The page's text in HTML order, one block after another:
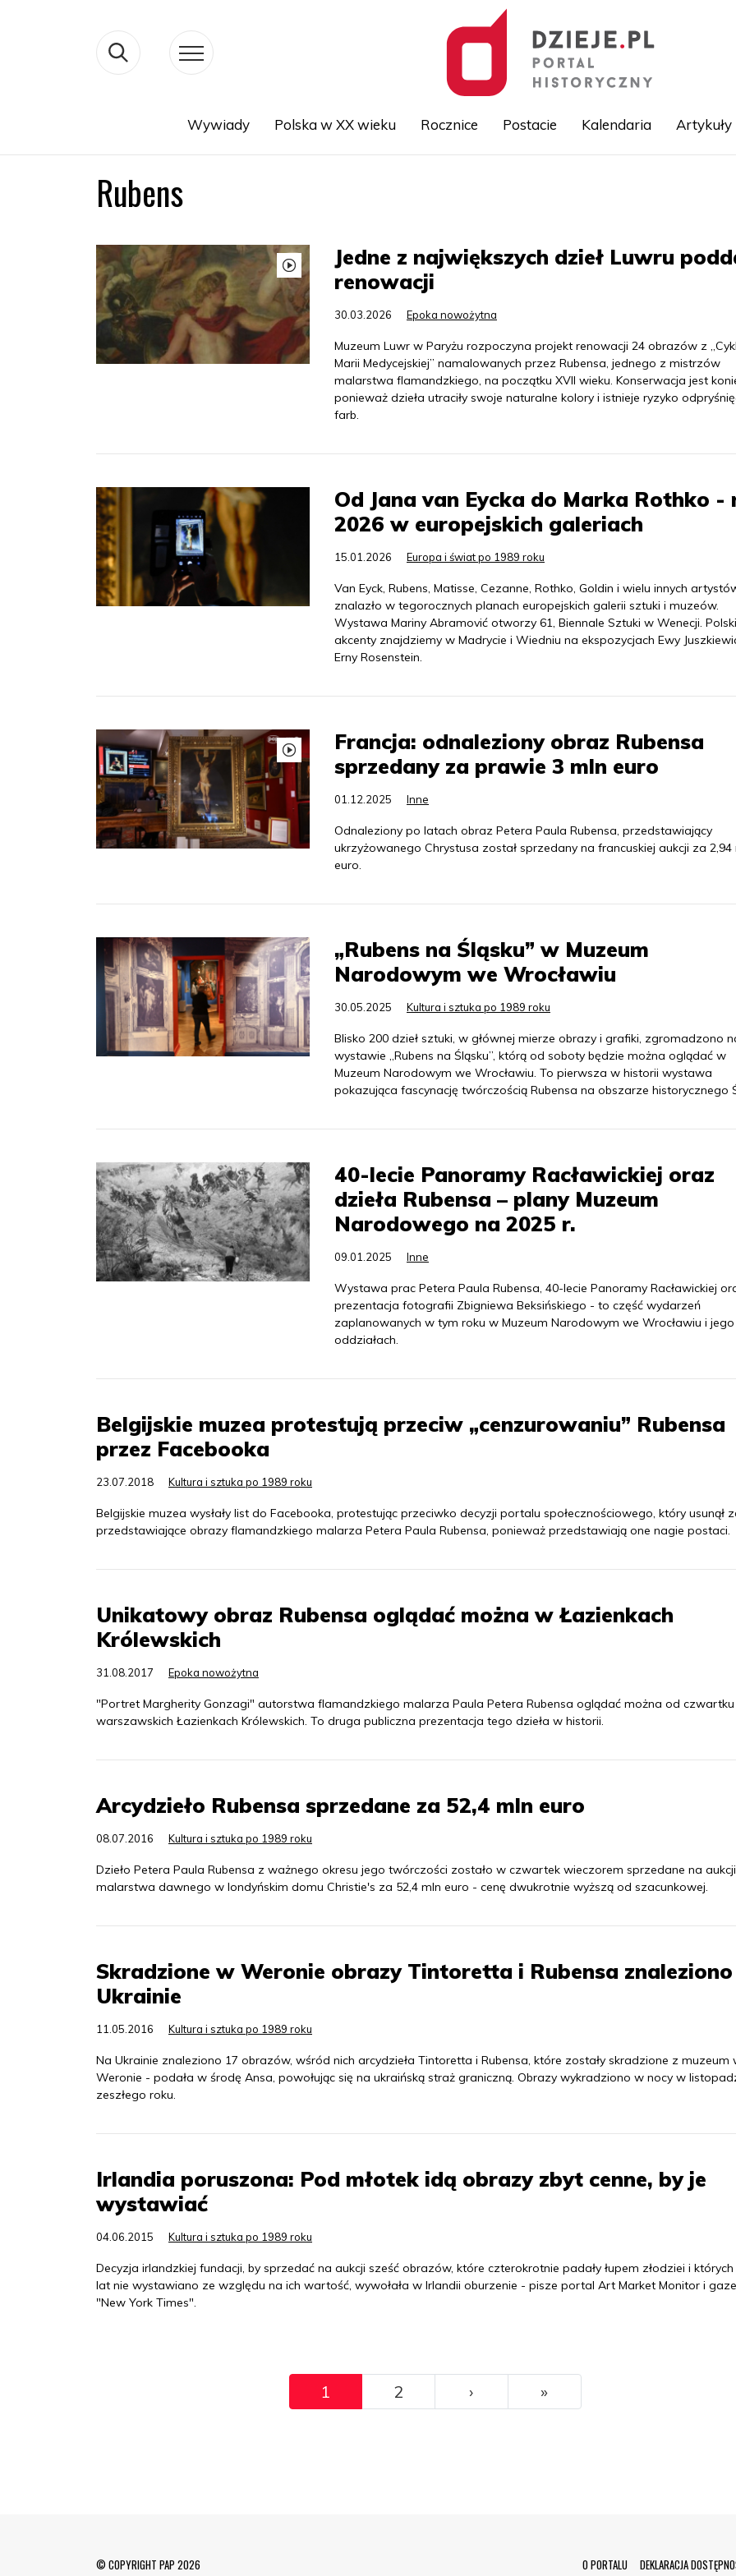
Wywiady Polska w XX wieku Rocznice Postacie Kalendaria Artykuły
Rubens
Jedne z największych dzieł Luwru
renowacji
30.03.2026 Epoka nowożytna
Muzeum Luwr w Paryżu rozpoczyna projekt renowacji 24 obrazów z
Marii Medycejskiej” namalowanych przez Rubensa, jednego z mistrzów
malarstwa flamandzkiego, na początku XVII wieku. Konserwacja jest
ponieważ dzieła utraciły swoje naturalne kolory i istnieje ryzyko
farb.
Od Jana van Eycka do Marka Rothko -
2026 w europejskich galeriach
15.01.2026 Europa i świat po 1989 roku
Van Eyck, Rubens, Matisse, Cezanne, Rothko, Goldin i wielu innych
znalazło w tegorocznych planach europejskich galerii sztuki i muzeów.
Wystawa Mariny Abramović otworzy 61, Biennale Sztuki w Wenecji.
akcenty znajdziemy w Madrycie i Wiedniu na ekspozycjach Ewy
Erny Rosenstein.
Francja: odnaleziony obraz Rubensa
sprzedany za prawie 3 mln euro
01.12.2025 Inne
Odnaleziony po latach obraz Petera Paula Rubensa, przedstawiający
ukrzyżowanego Chrystusa został sprzedany na francuskiej aukcji za 2,94
euro.
„Rubens na Śląsku” w Muzeum
Narodowym we Wrocławiu
30.05.2025 Kultura i sztuka po 1989 roku
Blisko 200 dzieł sztuki, w głównej mierze obrazy i grafiki, zgromadzono
wystawie „Rubens na Śląsku”, którą od soboty będzie można oglądać w
Muzeum Narodowym we Wrocławiu. To pierwsza w historii wystawa
pokazująca fascynację twórczością Rubensa na obszarze historycznego
40-lecie Panoramy Racławickiej oraz
dzieła Rubensa – plany Muzeum
Narodowego na 2025 r.
09.01.2025 Inne
Wystawa prac Petera Paula Rubensa, 40-lecie Panoramy Racławickiej
prezentacja fotografii Zbigniewa Beksińskiego - to część wydarzeń
zaplanowanych w tym roku w Muzeum Narodowym we Wrocławiu i jego
oddziałach.
Belgijskie muzea protestują przeciw „cenzurowaniu” Rubensa
przez Facebooka
23.07.2018 Kultura i sztuka po 1989 roku
Belgijskie muzea wysłały list do Facebooka, protestując przeciwko decyzji portalu społecznościowego, który usunął
przedstawiające obrazy flamandzkiego malarza Petera Paula Rubensa, ponieważ przedstawiają one nagie postaci.
Unikatowy obraz Rubensa oglądać można w Łazienkach
Królewskich
31.08.2017 Epoka nowożytna
"Portret Margherity Gonzagi" autorstwa flamandzkiego malarza Paula Petera Rubensa oglądać można od
warszawskich Łazienkach Królewskich. To druga publiczna prezentacja tego dzieła w historii.
Arcydzieło Rubensa sprzedane za 52,4 mln euro
08.07.2016 Kultura i sztuka po 1989 roku
Dzieło Petera Paula Rubensa z ważnego okresu jego twórczości zostało w czwartek wieczorem sprzedane na aukcji
malarstwa dawnego w londyńskim domu Christie's za 52,4 mln euro - cenę dwukrotnie wyższą od szacunkowej.
Skradzione w Weronie obrazy Tintoretta i Rubensa
Ukrainie
11.05.2016 Kultura i sztuka po 1989 roku
Na Ukrainie znaleziono 17 obrazów, wśród nich arcydzieła Tintoretta i Rubensa, które zostały skradzione z muzeum
Weronie - podała w środę Ansa, powołując się na ukraińską straż graniczną. Obrazy wykradziono w nocy w
zeszłego roku.
Irlandia poruszona: Pod młotek idą obrazy zbyt cenne, by je
wystawiać
04.06.2015 Kultura i sztuka po 1989 roku
Decyzja irlandzkiej fundacji, by sprzedać na aukcji sześć obrazów, które czterokrotnie padały łupem złodziei i
lat nie wystawiano ze względu na ich wartość, wywołała w Irlandii oburzenie - pisze portal Art Market Monitor i
"New York Times".
1 2 ››› »Ostatni
© COPYRIGHT PAP 2026 O PORTALU DEKLARACJA